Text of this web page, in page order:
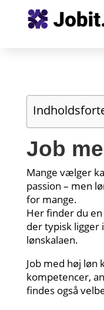
Job
Mange vælger
passion – men
for mange.
Her finder du
der typisk ligger
lønskalaen.
Job med høj
kompetencer,
findes også